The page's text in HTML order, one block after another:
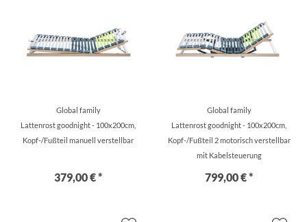
Global family
Lattenrost goodnight - 100x200cm,
Kopf-/Fußteil manuell verstellbar
379,00 € *
Global family
Lattenrost goodnight - 100x200cm,
Kopf-/Fußteil 2 motorisch verstellbar
mit Kabelsteuerung
799,00 € *